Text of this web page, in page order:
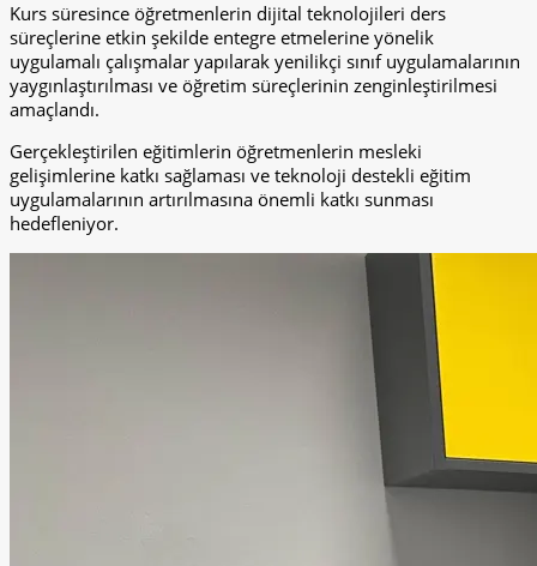
Kurs süresince öğretmenlerin dijital teknolojileri ders
süreçlerine etkin şekilde entegre etmelerine yönelik
uygulamalı çalışmalar yapılarak yenilikçi sınıf uygulamalarının
yaygınlaştırılması ve öğretim süreçlerinin zenginleştirilmesi
amaçlandı.
Gerçekleştirilen eğitimlerin öğretmenlerin mesleki
gelişimlerine katkı sağlaması ve teknoloji destekli eğitim
uygulamalarının artırılmasına önemli katkı sunması
hedefleniyor.